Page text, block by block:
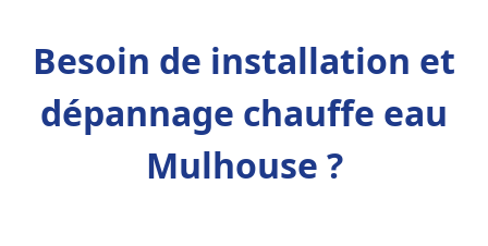
Besoin de installation et
dépannage chauffe eau
Mulhouse ?